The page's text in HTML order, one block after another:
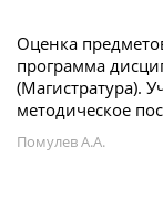
Оценка
программа
(Магистратура).
методическое
Помулев А.А.